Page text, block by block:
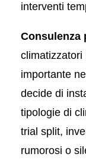
interventi
Consulenza
climatizzatori
importante
decide di
tipologie di
trial split,
rumorosi o